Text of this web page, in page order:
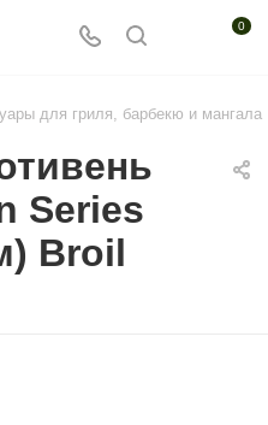
0
для гриля, барбекю и мангала
Series
Broil